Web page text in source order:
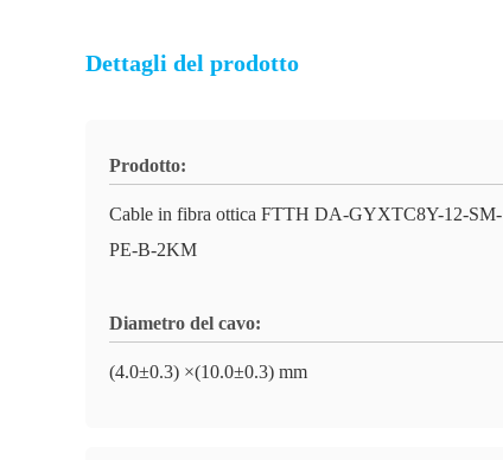
Dettagli del prodotto
Prodotto:
Cable in fibra ottica FTTH DA-GYXTC8Y-12-SM-
PE-B-2KM
Diametro del cavo:
(4.0±0.3) ×(10.0±0.3) mm